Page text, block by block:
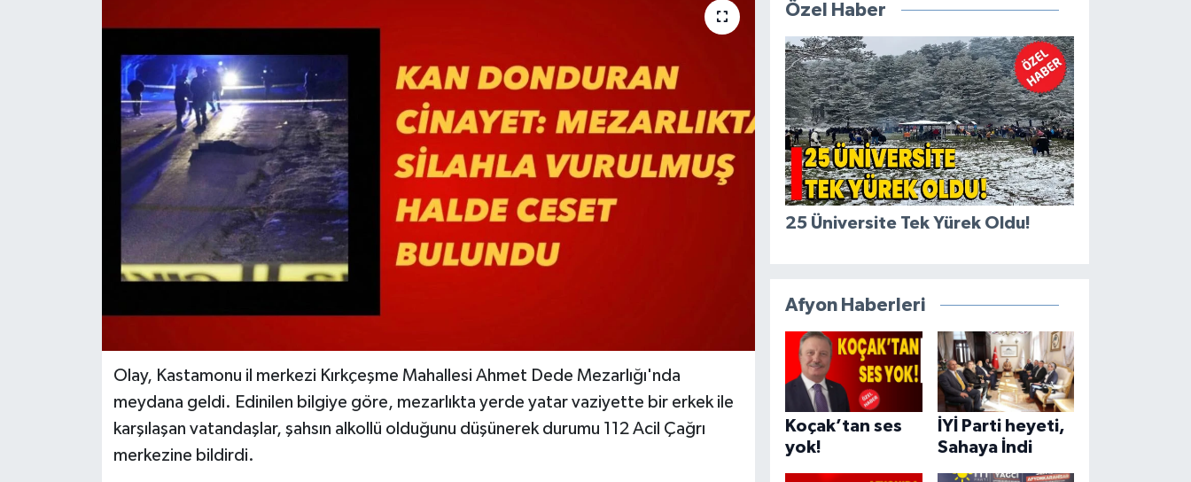
Olay, Kastamonu il merkezi Kırkçeşme Mahallesi Ahmet Dede Mezarlığı'nda
meydana geldi. Edinilen bilgiye göre, mezarlıkta yerde yatar vaziyette bir erkek ile
karşılaşan vatandaşlar, şahsın alkollü olduğunu düşünerek durumu 112 Acil Çağrı
merkezine bildirdi.
Özel Haber
25 Üniversite Tek Yürek Oldu!
Afyon Haberleri
Koçak’tan ses
yok!
İYİ Parti heyeti,
Sahaya İndi